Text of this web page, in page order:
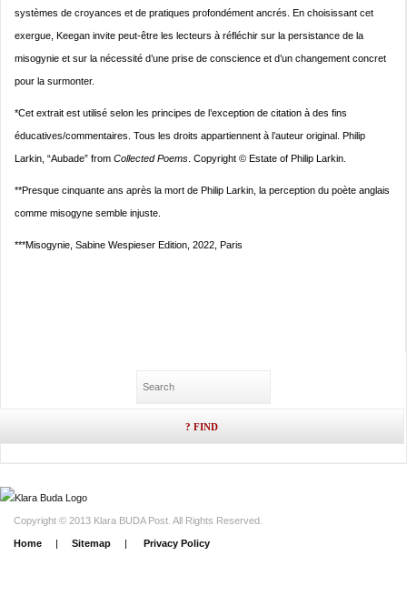
systèmes de croyances et de pratiques profondément ancrés. En choisissant cet
exergue, Keegan invite peut-être les lecteurs à réfléchir sur la persistance de la
misogynie et sur la nécessité d’une prise de conscience et d’un changement concret
pour la surmonter.
*Cet extrait est utilisé selon les principes de l’exception de citation à des fins
éducatives/commentaires. Tous les droits appartiennent à l’auteur original. Philip
Larkin, “Aubade” from Collected Poems . Copyright © Estate of Philip Larkin.
**Presque cinquante ans après la mort de Philip Larkin, la perception du poète anglais
comme misogyne semble injuste.
***Misogynie, Sabine Wespieser Edition, 2022, Paris
Copyright © 2013 Klara BUDA Post. All Rights Reserved.
Home Sitemap Privacy Policy